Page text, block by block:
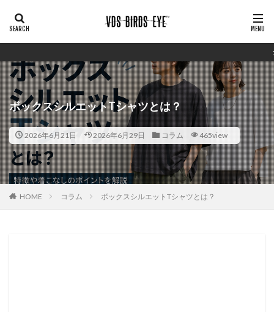
シンプルで安価なが
ボックスシルエットTシャツとは？
2026年6月21日 2026年6月29日 コラム 465view
HOME コラム ボックスシルエットTシャツとは？